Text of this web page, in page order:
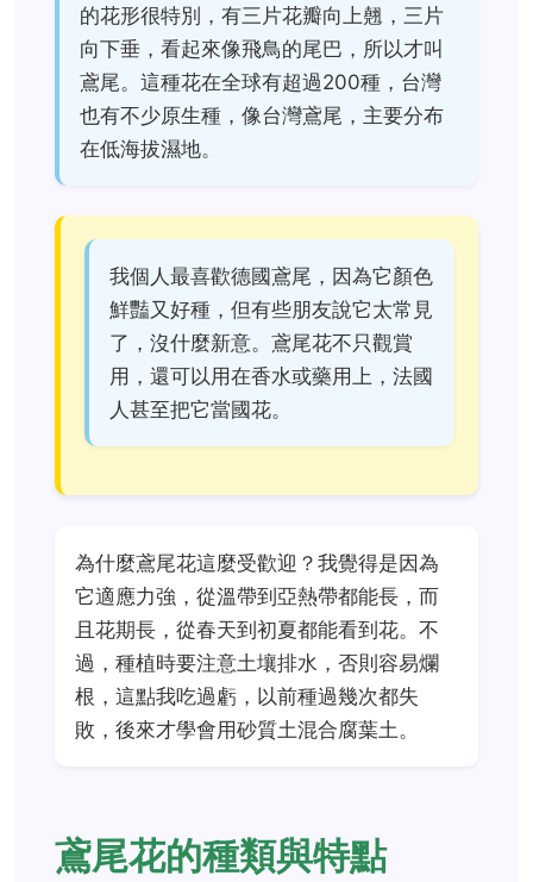
的花形很特別，有三片花瓣向上翹，三片
向下垂，看起來像飛鳥的尾巴，所以才叫
鳶尾。這種花在全球有超過200種，台灣
也有不少原生種，像台灣鳶尾，主要分布
在低海拔濕地。
我個人最喜歡德國鳶尾，因為它顏色
鮮豔又好種，但有些朋友說它太常見
了，沒什麼新意。鳶尾花不只觀賞
用，還可以用在香水或藥用上，法國
人甚至把它當國花。
為什麼鳶尾花這麼受歡迎？我覺得是因為
它適應力強，從溫帶到亞熱帶都能長，而
且花期長，從春天到初夏都能看到花。不
過，種植時要注意土壤排水，否則容易爛
根，這點我吃過虧，以前種過幾次都失
敗，後來才學會用砂質土混合腐葉土。
鳶尾花的種類與特點